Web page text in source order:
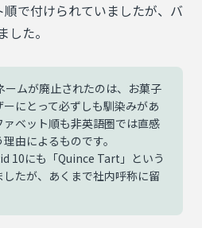
で付けられていましたが、バ
た。
ムが廃止されたのは、お菓子
にとって必ずしも馴染みがあ
ベット順も非英語圏では直感
由によるものです。
10にも「Quince Tart」という
たが、あくまで社内呼称に留